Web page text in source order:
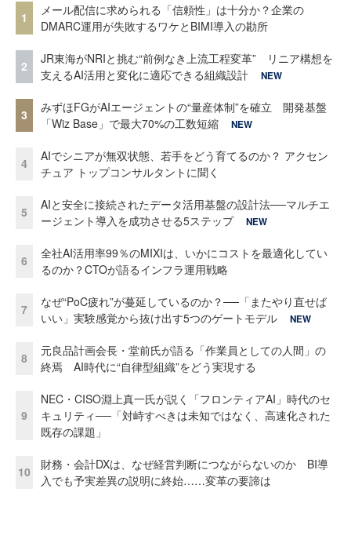
1
メール配信に求められる「信頼性」は十分か？企業の
DMARC運用が失敗するワケとBIMI導入の勘所
2
JR東海がNRIと挑む“前例なき上流工程変革” リニア構想を
支えるAI活用と変化に適応できる組織設計
NEW
3
みずほFGがAIエージェントの“量産体制”を確立 開発基盤
「Wiz Base」で最大70%の工数短縮
NEW
4
AIでシニアが無双状態、若手をどう育てるのか？ アクセン
チュア トップコンサルタントに聞く
5
AIと安全に接続されたデータ活用基盤の設計法──マルチエ
ージェント導入を成功させる5ステップ
NEW
6
全社AI活用率99％のMIXIは、いかにコストを最適化してい
るのか？CTOが語るインフラ運用戦略
7
なぜ“PoC疲れ”が蔓延しているのか？──「またやり直せば
いい」実験感覚から抜け出す5つのゲートモデル
NEW
8
元良品計画会長・堂前氏が語る「作業員としての人間」の
終焉 AI時代に“自律型組織”をどう実現する
9
NEC・CISO淵上真一氏が説く「フロンティアAI」時代のセ
キュリティ──「対峙すべきは未知ではなく、高速化された
既存の課題」
10
財務・会計DXは、なぜ経営判断につながらないのか BI導
入でも予実差異の説明に終始……変革の要諦は